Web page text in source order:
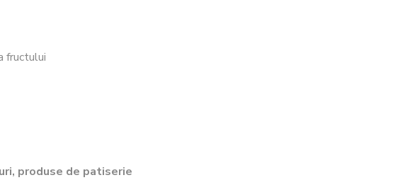
fructului
produse de patiserie